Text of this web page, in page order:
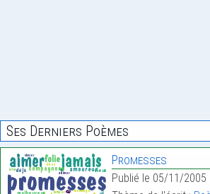
Ses Derniers Poèmes
Promesses
Publié le 05/11/2005